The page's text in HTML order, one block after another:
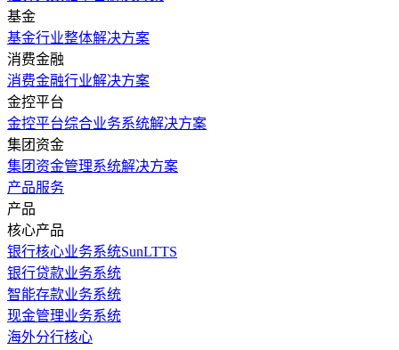
基金
基金行业整体解决方案
消费金融
消费金融行业解决方案
金控平台
金控平台综合业务系统解决方案
集团资金
集团资金管理系统解决方案
产品服务
产品
核心产品
银行核心业务系统SunLTTS
银行贷款业务系统
智能存款业务系统
现金管理业务系统
海外分行核心